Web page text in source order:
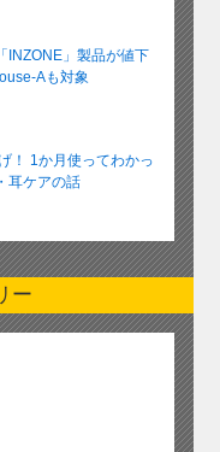
INZONE」製品が値下
Aも対象
！ 1か月使ってわかっ
耳ケアの話
ー